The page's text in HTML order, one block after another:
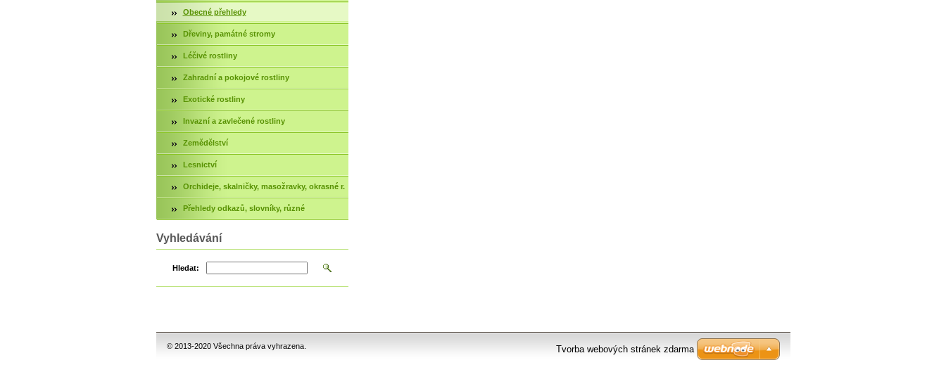
Obecné přehledy
Dřeviny, památné stromy
Léčivé rostliny
Zahradní a pokojové rostliny
Exotické rostliny
Invazní a zavlečené rostliny
Zemědělství
Lesnictví
Orchideje, skalničky, masožravky, okrasné r.
Přehledy odkazů, slovníky, různé
Vyhledávání
Hledat:
© 2013-2020 Všechna práva vyhrazena. Tvorba webových stránek zdarma